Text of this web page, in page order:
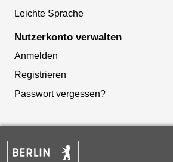
Leichte Sprache
Nutzerkonto verwalten
Anmelden
Registrieren
Passwort vergessen?